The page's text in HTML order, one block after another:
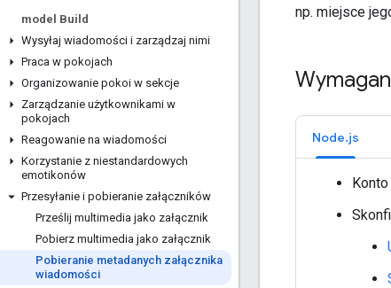
model Build
Wysyłaj wiadomości i zarządzaj nimi
Praca w pokojach
Organizowanie pokoi w sekcje
Zarządzanie użytkownikami w
pokojach
Reagowanie na wiadomości
Korzystanie z niestandardowych
emotikonów
Przesyłanie i pobieranie załączników
Prześlij multimedia jako załącznik
Pobierz multimedia jako załącznik
Pobieranie metadanych załącznika
wiadomości
np. miejsce
Node.js
Konto